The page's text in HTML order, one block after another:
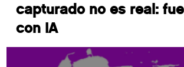
capturado no es real:
con IA